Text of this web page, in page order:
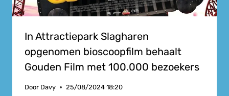
In Attractiepark Slagharen
opgenomen bioscoopfilm behaalt
Gouden Film met 100.000 bezoekers
Door Davy 25/08/2024 18:20